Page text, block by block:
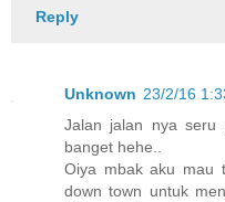
Reply
Unknown 23/2/16
Jalan jalan nya seru
banget hehe..
Oiya mbak aku mau
down town untuk